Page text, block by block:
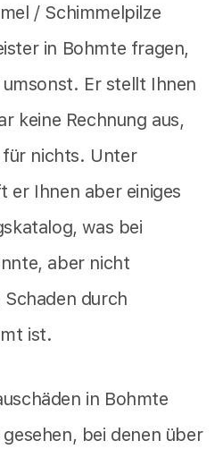
/ Schimmelpilze
in Bohmte fragen,
Er stellt Ihnen
keine Rechnung aus,
nichts. Unter
er Ihnen aber einiges
was bei
aber nicht
durch
ist.
in Bohmte
bei denen über